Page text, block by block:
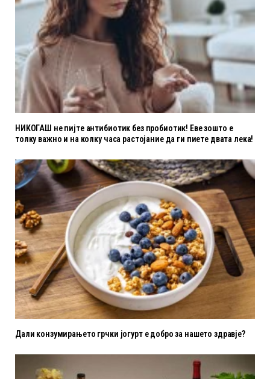
НИКОГАШ не пијте антибиотик без пробиотик! Еве зошто е
толку важно и на колку часа растојание да ги пиете двата лека!
Дали конзумирањето грчки јогурт е добро за нашето здравје?